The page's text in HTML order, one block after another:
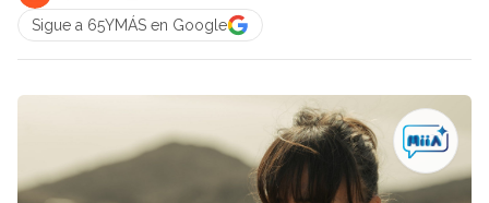
Sigue a 65YMÁS en Google